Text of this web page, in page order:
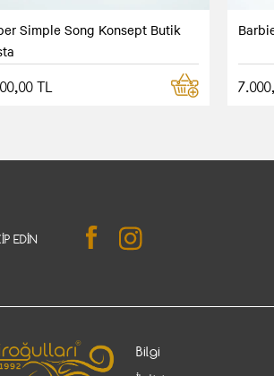
Simple Song Konsept Butik
TL
EDIN
Bilgi